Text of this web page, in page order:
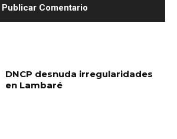
DNCP desnuda irregularidades
en Lambaré